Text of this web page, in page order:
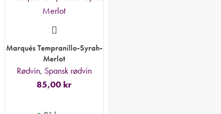
Marqués Tempranillo-Syrah-
Merlot
Rødvin, Spansk rødvin
85,00 kr